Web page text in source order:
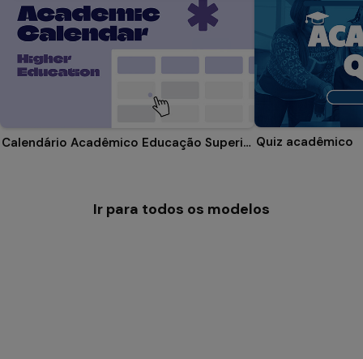
Calendário Acadêmico Educação Superior Quiz acadêmico
Ir para todos os modelos